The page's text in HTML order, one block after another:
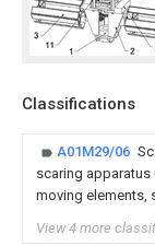
Classifications
A01M29/06
scaring apparatus
moving elements,
View 4 more